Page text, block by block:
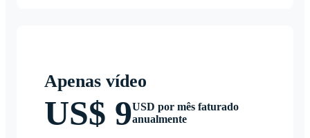
Apenas vídeo
US$ 9USD por mês faturado
anualmente